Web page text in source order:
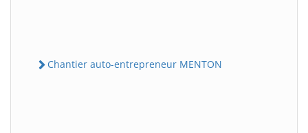
Chantier auto-entrepreneur MENTON